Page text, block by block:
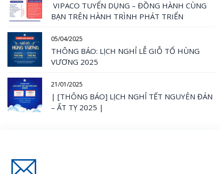
VIPACO TUYỂN DỤNG – ĐỒNG HÀNH CÙNG
BẠN TRÊN HÀNH TRÌNH PHÁT TRIỂN
05/04/2025
THÔNG BÁO: LỊCH NGHỈ LỄ GIỖ TỔ HÙNG
VƯƠNG 2025
21/01/2025
| [THÔNG BÁO] LỊCH NGHỈ TẾT NGUYÊN ĐÁN
– ẤT TỴ 2025 |